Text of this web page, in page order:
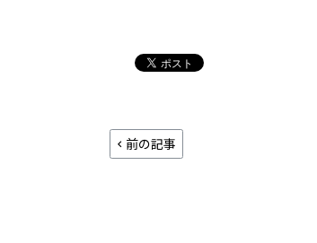
前の記事